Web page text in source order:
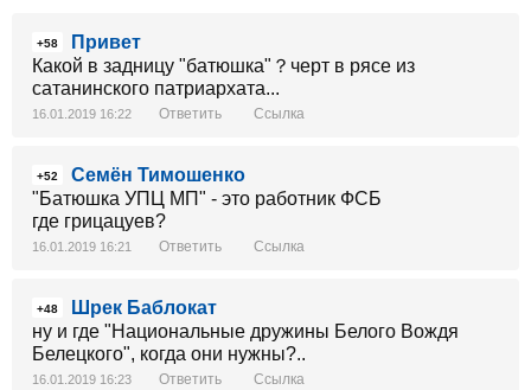
+58
Привет
Какой в задницу "батюшка"？черт в рясе из
сатанинского патриархата...
16.01.2019 16:22 Ответить Ссылка
+52
Семён Тимошенко
"Батюшка УПЦ МП" - это работник ФСБ
где грицацуев?
16.01.2019 16:21 Ответить Ссылка
+48
Шрек Баблокат
ну и где "Национальные дружины Белого Вождя
Белецкого", когда они нужны?..
16.01.2019 16:23 Ответить Ссылка